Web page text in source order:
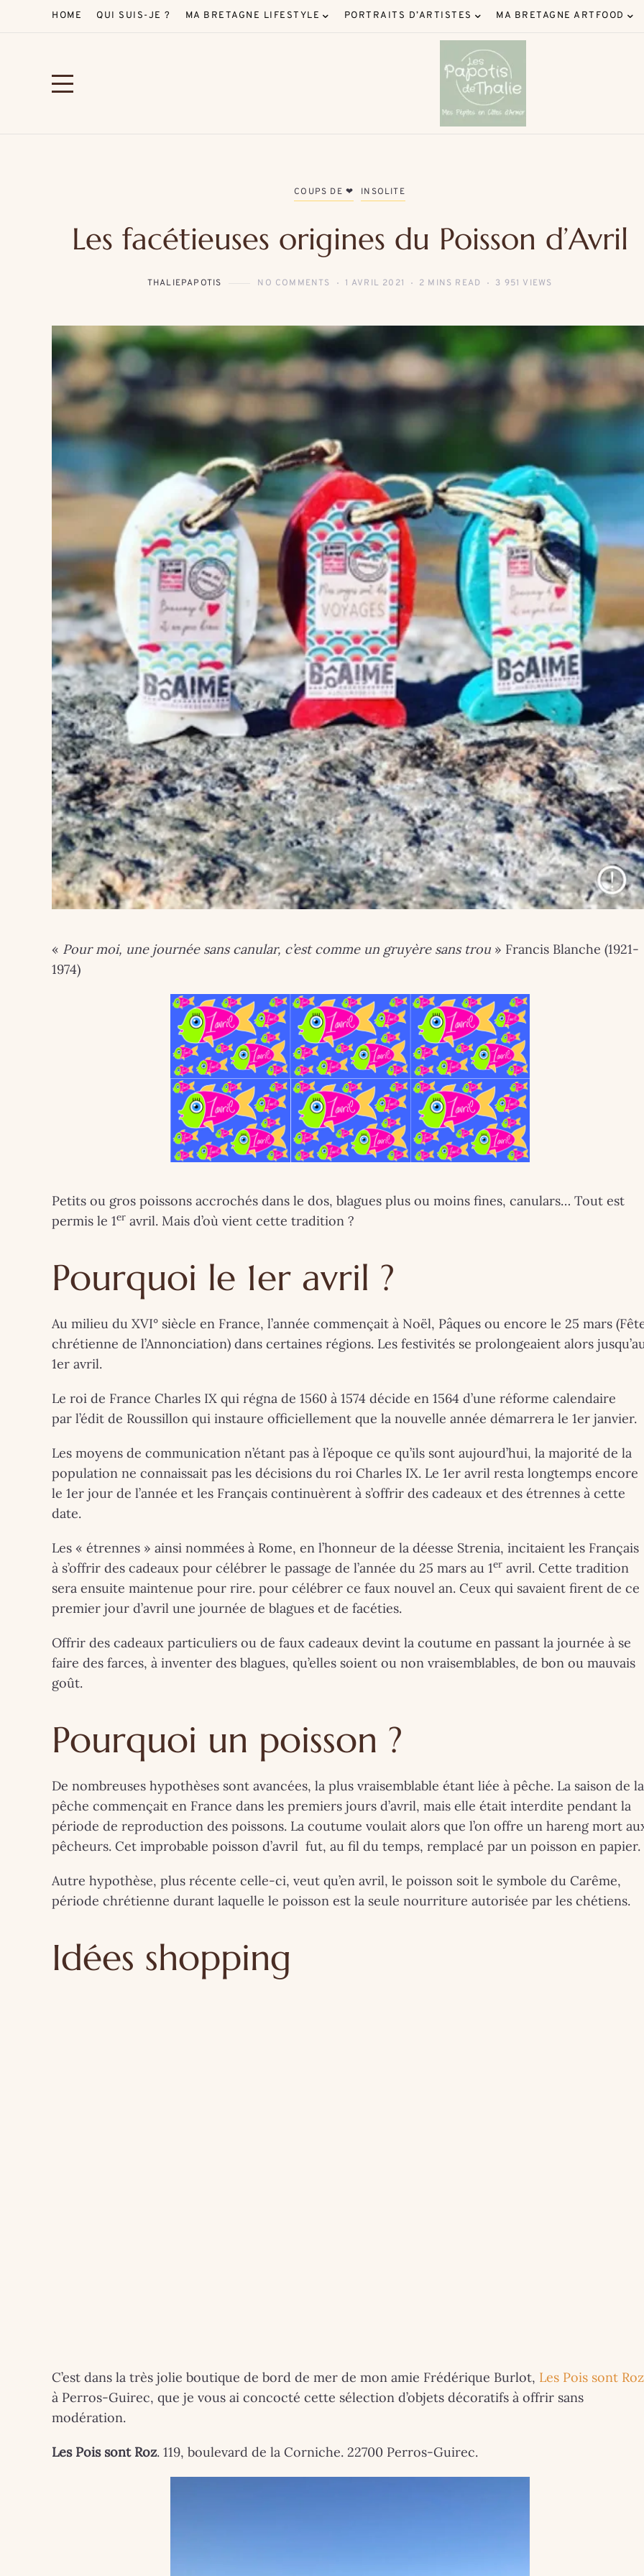
HOME QUI SUIS-JE ? MA BRETAGNE LIFESTYLE PORTRAITS D’ARTISTES MA BRETAGNE ARTFOOD
COUPS DE ❤ INSOLITE
Les facétieuses origines du Poisson d’Avril
THALIEPAPOTIS NO COMMENTS 1 AVRIL 2021 2 MINS READ 3 951 VIEWS
« Pour moi, une journée sans canular, c’est comme un gruyère sans trou» Francis Blanche (1921-
1974)
Petits ou gros poissons accrochés dans le dos, blagues plus ou moins fines, canulars… Tout est
permis le 1er avril. Mais d’où vient cette tradition ?
Pourquoi le 1er avril ?
Au milieu du XVI° siècle en France, l’année commençait à Noël, Pâques ou encore le 25 mars
chrétienne de l’Annonciation) dans certaines régions. Les festivités se prolongeaient alors
1er avril.
Le roi de France Charles IX qui régna de 1560 à 1574 décide en 1564 d’une réforme calendaire
par l’édit de Roussillon qui instaure officiellement que la nouvelle année démarrera le 1er janvier.
Les moyens de communication n’étant pas à l’époque ce qu’ils sont aujourd’hui, la majorité de la
population ne connaissait pas les décisions du roi Charles IX. Le 1er avril resta longtemps encore
le 1er jour de l’année et les Français continuèrent à s’offrir des cadeaux et des étrennes à cette
date.
Les « étrennes » ainsi nommées à Rome, en l’honneur de la déesse Strenia, incitaient les Français
à s’offrir des cadeaux pour célébrer le passage de l’année du 25 mars au 1er avril. Cette tradition
sera ensuite maintenue pour rire. pour célébrer ce faux nouvel an. Ceux qui savaient firent de ce
premier jour d’avril une journée de blagues et de facéties.
Offrir des cadeaux particuliers ou de faux cadeaux devint la coutume en passant la journée à se
faire des farces, à inventer des blagues, qu’elles soient ou non vraisemblables, de bon ou mauvais
goût.
Pourquoi un poisson ?
De nombreuses hypothèses sont avancées, la plus vraisemblable étant liée à pêche. La saison de la
pêche commençait en France dans les premiers jours d’avril, mais elle était interdite pendant la
période de reproduction des poissons. La coutume voulait alors que l’on offre un hareng mort
pêcheurs. Cet improbable poisson d’avril fut, au fil du temps, remplacé par un poisson en papier.
Autre hypothèse, plus récente celle-ci, veut qu’en avril, le poisson soit le symbole du Carême,
période chrétienne durant laquelle le poisson est la seule nourriture autorisée par les chétiens.
Idées shopping
Les Pois sont Roz . 119, boulevard de la Corniche. 22700 Perros-Guirec.
ARTISTES - PEINTRES
Bretagne. Séb, le
come-back de
l’artiste à Perros-
Guirec !
Exposition-
performance au
Press-Book du 14
10 JUILLET 2025
Exposition. La
Reine Elizabeth
Sa vie, son style
30 AVRIL 2026